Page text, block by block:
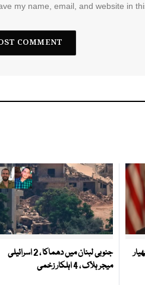
my name, email, and website in
جنوبی لبنان میں دھماکا ، 2 اسرائیلی
میجر ہلاک ، 4 اہلکار زخمی